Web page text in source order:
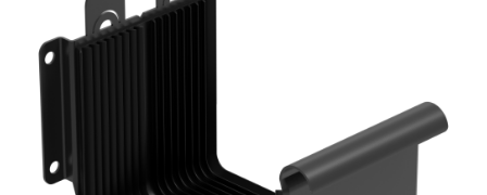
GALECO STAL ERESZCSATORNA RENDSZER
GALECO STAL
GALECO REJTETT ERESZCSATORNA RENDSZER
QSTALYO ERESZCSATORNA RENDSZER